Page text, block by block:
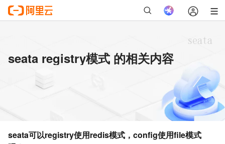
seata registry模式 的相关内容
seata可以registry使用redis模式，config使用file模式